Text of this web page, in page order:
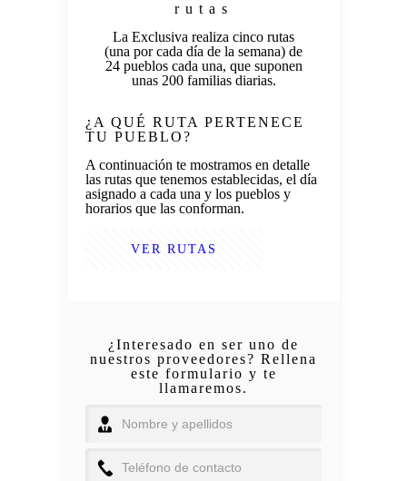
rutas
La Exclusiva realiza cinco rutas
(una por cada día de la semana) de
24 pueblos cada una, que suponen
unas 200 familias diarias.
¿A QUÉ RUTA PERTENECE
TU PUEBLO?
A continuación te mostramos en detalle
las rutas que tenemos establecidas, el día
asignado a cada una y los pueblos y
horarios que las conforman.
VER RUTAS
¿Interesado en ser uno de
nuestros proveedores? Rellena
este formulario y te
llamaremos.